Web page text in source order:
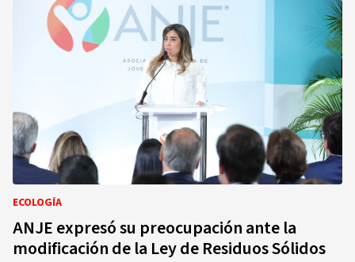
ECOLOGÍA
ANJE expresó su preocupación ante la
modificación de la Ley de Residuos Sólidos